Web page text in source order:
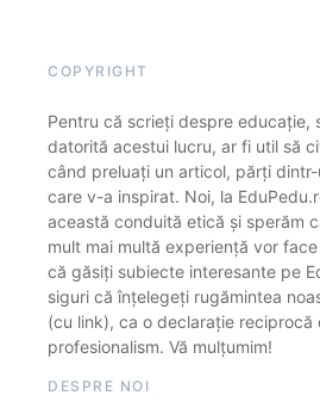
COPYRIGHT
Pentru că scrieți despre educație,
datorită acestui lucru, ar fi util să
când preluați un articol, părți
care v-a inspirat. Noi, la
această conduită etică și sperăm
mult mai multă experiență vor
că găsiți subiecte interesante pe
siguri că înțelegeți rugămintea
(cu link), ca o declarație reciprocă
profesionalism. Vă mulțumim!
DESPRE NOI